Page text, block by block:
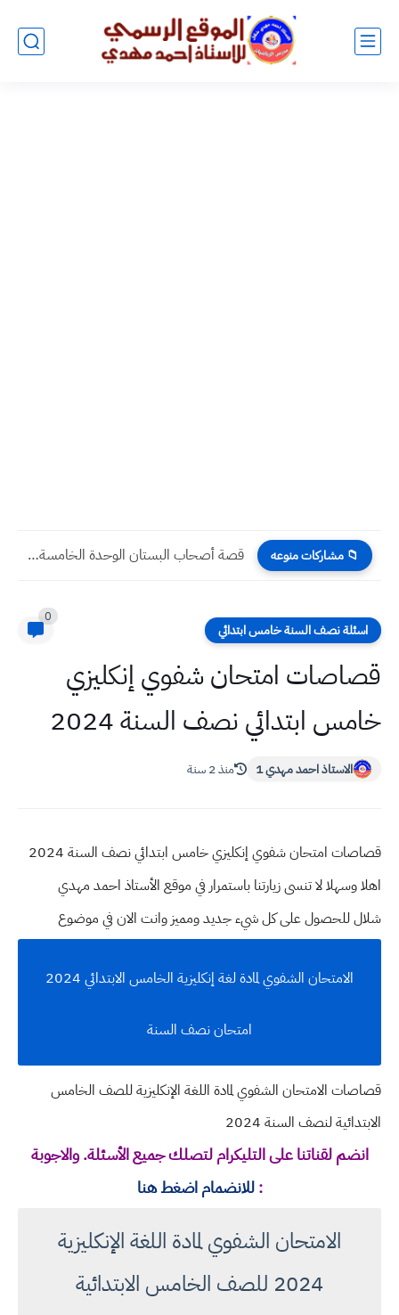
📁 مشاركات منوعه قصة أصحاب البستان الوحدة الخامسة الدرس الثاني التربية الإسلامية الثاني...
اسئلة نصف السنة خامس ابتدائي
0
قصاصات امتحان شفوي إنكليزي
خامس ابتدائي نصف السنة 2024
الاستاذ احمد مهدي 1 منذ 2 سنة
قصاصات امتحان شفوي إنكليزي خامس ابتدائي نصف السنة 2024
اهلا وسهلالا تنسى زيارتنا باستمرار في موقع الأستاذ احمد مهدي
شلال للحصول على كل شيء جديد ومميز وانت الان في موضوع
الامتحان الشفوي لمادة لغة إنكليزية الخامس الابتدائي 2024
امتحان نصف السنة
قصاصات الامتحان الشفوي لمادة اللغة الإنكليزية للصف الخامس
الابتدائية لنصف السنة 2024
انضم لقناتنا على التليكرام لتصلك جميع الأسئلة. والاجوبة
: للانضمام اضغط هنا
الامتحان الشفوي لمادة اللغة الإنكليزية
2024 للصف الخامس الابتدائية